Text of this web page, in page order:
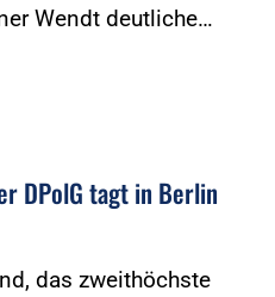
Wendt deutliche…
DPolG tagt in Berlin
das zweithöchste